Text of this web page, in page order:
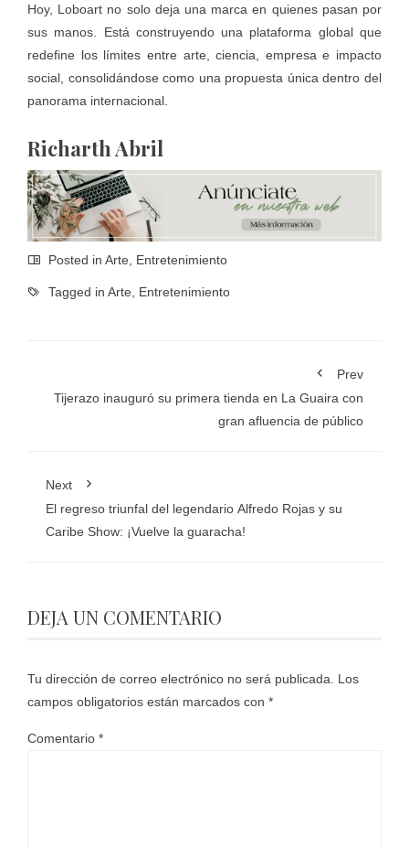
Hoy, Loboart no solo deja una marca en quienes pasan por
sus manos. Está construyendo una plataforma global que
redefine los límites entre arte, ciencia, empresa e impacto
social, consolidándose como una propuesta única dentro del
panorama internacional.
Richarth Abril
Posted in Arte Entretenimiento
Tagged in Arte Entretenimiento
Prev
Tijerazo inauguró su primera tienda en La Guaira con
gran afluencia de público
Next
El regreso triunfal del legendario Alfredo Rojas y su
Caribe Show: ¡Vuelve la guaracha!
DEJA UN COMENTARIO
Tu dirección de correo electrónico no será publicada.
Los
campos obligatorios están marcados con *
Comentario *